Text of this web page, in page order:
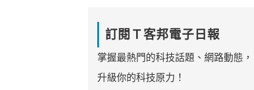
訂閱Ｔ客邦電子日報
掌握最熱門的科技話題、網路動態，
升級你的科技原力！